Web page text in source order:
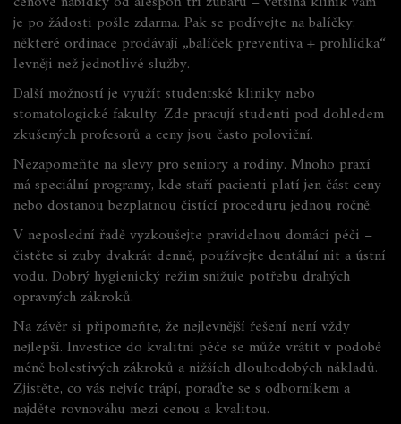
je po žádosti pošle zdarma. Pak se podívejte na balíčky:
některé ordinace prodávají „balíček preventiva + prohlídka“
levněji než jednotlivé služby.
Další možností je využít studentské kliniky nebo
stomatologické fakulty. Zde pracují studenti pod dohledem
zkušených profesorů a ceny jsou často poloviční.
Nezapomeňte na slevy pro seniory a rodiny. Mnoho praxí
má speciální programy, kde staří pacienti platí jen část ceny
nebo dostanou bezplatnou čistící proceduru jednou ročně.
V neposlední řadě vyzkoušejte pravidelnou domácí péči –
čistěte si zuby dvakrát denně, používejte dentální nit a ústní
vodu. Dobrý hygienický režim snižuje potřebu drahých
opravných zákroků.
Na závěr si připomeňte, že nejlevnější řešení není vždy
nejlepší. Investice do kvalitní péče se může vrátit v podobě
méně bolestivých zákroků a nižších dlouhodobých nákladů.
Zjistěte, co vás nejvíc trápí, poraďte se s odborníkem a
najděte rovnováhu mezi cenou a kvalitou.